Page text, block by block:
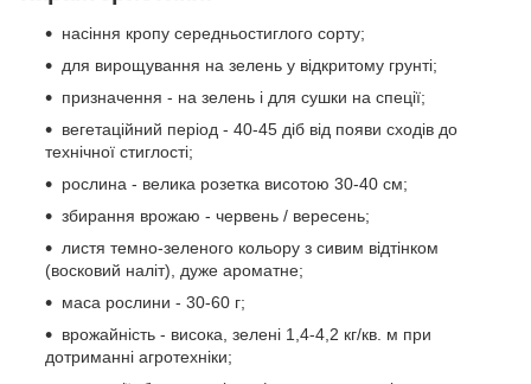
насіння кропу середньостиглого сорту;
для вирощування на зелень у відкритому грунті;
призначення - на зелень і для сушки на спеції;
вегетаційний період - 40-45 діб від появи сходів до
технічної стиглості;
рослина - велика розетка висотою 30-40 см;
збирання врожаю - червень / вересень;
листя темно-зеленого кольору з сивим відтінком
(восковий наліт), дуже ароматне;
маса рослини - 30-60 г;
врожайність - висока, зелені 1,4-4,2 кг/кв. м при
дотриманні агротехніки;